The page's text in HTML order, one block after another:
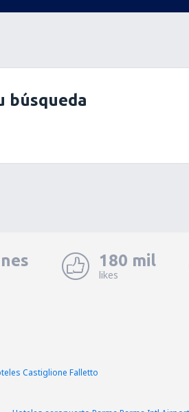
búsqueda
180 mil
likes
Castiglione Falletto